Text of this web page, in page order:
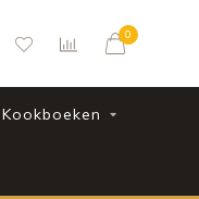
0
Kookboeken